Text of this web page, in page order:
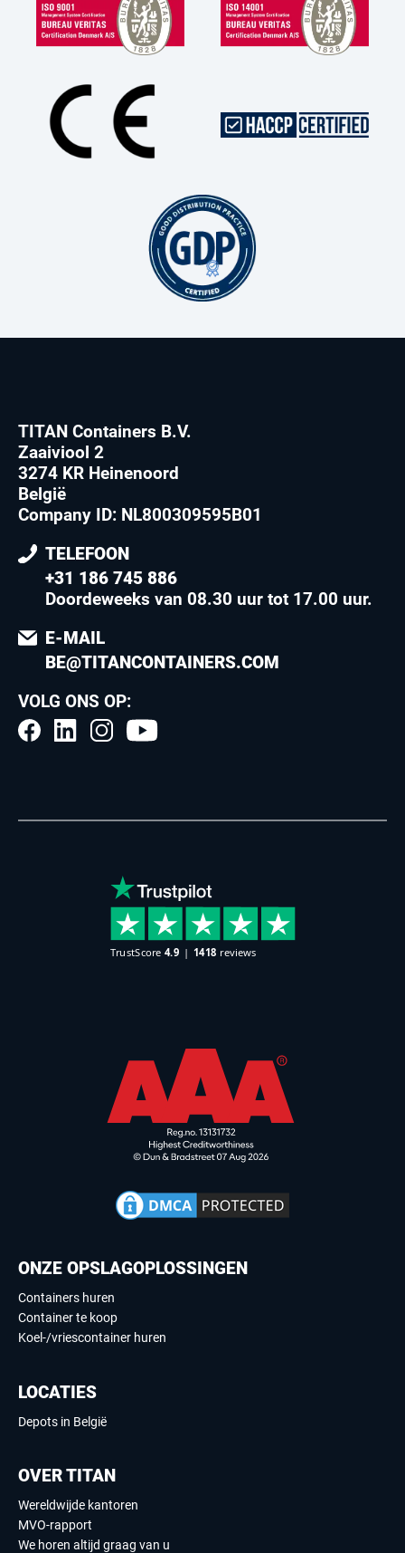
TITAN Containers B.V.
Zaaiviool 2
3274 KR Heinenoord
België
Company ID: NL800309595B01
TELEFOON
+31 186 745 886
Doordeweeks van 08.30 uur tot 17.00 uur.
E-MAIL
BE@TITANCONTAINERS.COM
VOLG ONS OP:
ONZE OPSLAGOPLOSSINGEN
Containers huren
Container te koop
Koel-/vriescontainer huren
LOCATIES
Depots in België
OVER TITAN
Wereldwijde kantoren
MVO-rapport
We horen altijd graag van u